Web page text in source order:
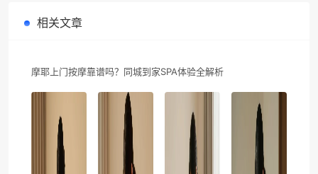
相关文章
摩耶上门按摩靠谱吗？同城到家SPA体验全解析